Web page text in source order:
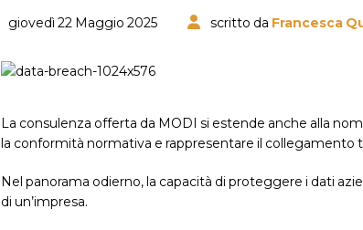
giovedì 22 Maggio 2025 scritto da Francesca
La consulenza offerta da MODI si estende anche alla
la conformità normativa e rappresentare il collegamento
Nel panorama odierno, la capacità di proteggere i dati
di un’impresa.